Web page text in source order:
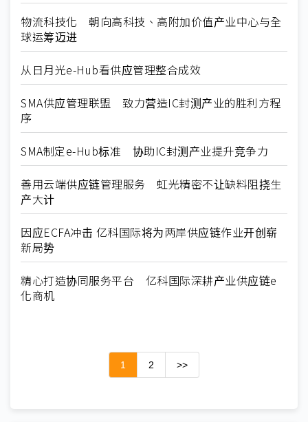
物流科技化 朝向高科技、高附加价值产业中心与全
球运筹迈进
从日月光e-Hub看供应管理整合成效
SMA供应管理联盟 致力营造IC封测产业的胜利方程
序
SMA制定e-Hub标准 协助IC封测产业提升竞争力
善用云端供应链管理服务 虹光精密不让缺料阻挠生
产大计
因应ECFA冲击 亿科国际将为两岸供应链作业开创崭
新局势
精心打造协同服务平台 亿科国际深耕产业供应链e
化商机
1 2 >>